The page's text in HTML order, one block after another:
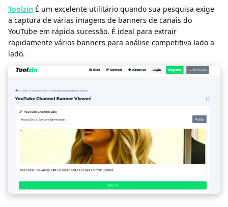
Toolzin É um excelente utilitário quando sua pesquisa exige
a captura de várias imagens de banners de canais do
YouTube em rápida sucessão. É ideal para extrair
rapidamente vários banners para análise competitiva lado a
lado.